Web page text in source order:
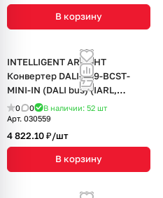
В корзину
INTELLIGENT ARLIGHT
Конвертер DALI-309-BCST-
MINI-IN (DALI bus) (IARL,
Пластик)
0 0 В наличии: 52 шт
Арт. 030559
4 822.10 ₽/шт
В корзину